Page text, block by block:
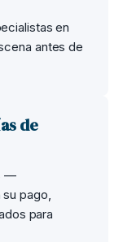
en
antes de
de
—
pago,
para